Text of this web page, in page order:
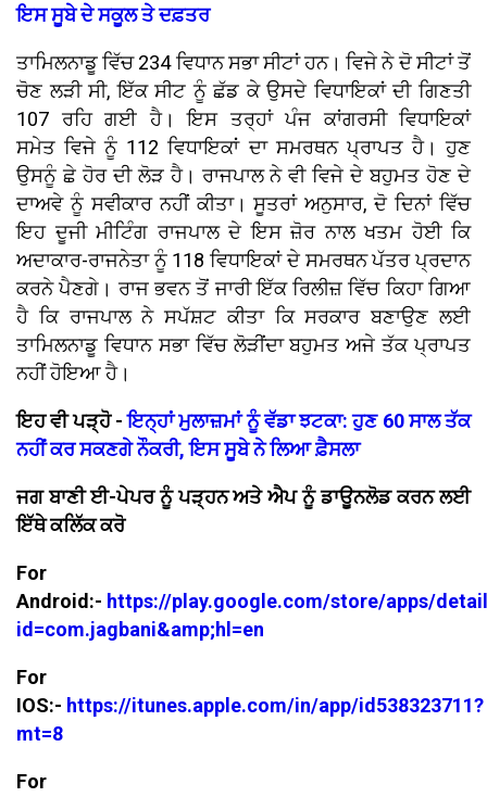
ਇਸ ਸੂਬੇ ਦੇ ਸਕੂਲ ਤੇ ਦਫ਼ਤਰ
ਤਾਮਿਲਨਾਡੂ ਵਿੱਚ 234 ਵਿਧਾਨ ਸਭਾ ਸੀਟਾਂ ਹਨ। ਵਿਜੇ ਨੇ ਦੋ ਸੀਟਾਂ ਤੋਂ
ਚੋਣ ਲੜੀ ਸੀ, ਇੱਕ ਸੀਟ ਨੂੰ ਛੱਡ ਕੇ ਉਸਦੇ ਵਿਧਾਇਕਾਂ ਦੀ ਗਿਣਤੀ
107 ਰਹਿ ਗਈ ਹੈ। ਇਸ ਤਰ੍ਹਾਂ ਪੰਜ ਕਾਂਗਰਸੀ ਵਿਧਾਇਕਾਂ
ਸਮੇਤ ਵਿਜੇ ਨੂੰ 112 ਵਿਧਾਇਕਾਂ ਦਾ ਸਮਰਥਨ ਪ੍ਰਾਪਤ ਹੈ। ਹੁਣ
ਉਸਨੂੰ ਛੇ ਹੋਰ ਦੀ ਲੋੜ ਹੈ। ਰਾਜਪਾਲ ਨੇ ਵੀ ਵਿਜੇ ਦੇ ਬਹੁਮਤ ਹੋਣ ਦੇ
ਦਾਅਵੇ ਨੂੰ ਸਵੀਕਾਰ ਨਹੀਂ ਕੀਤਾ। ਸੂਤਰਾਂ ਅਨੁਸਾਰ, ਦੋ ਦਿਨਾਂ ਵਿੱਚ
ਇਹ ਦੂਜੀ ਮੀਟਿੰਗ ਰਾਜਪਾਲ ਦੇ ਇਸ ਜ਼ੋਰ ਨਾਲ ਖਤਮ ਹੋਈ ਕਿ
ਅਦਾਕਾਰ-ਰਾਜਨੇਤਾ ਨੂੰ 118 ਵਿਧਾਇਕਾਂ ਦੇ ਸਮਰਥਨ ਪੱਤਰ ਪ੍ਰਦਾਨ
ਕਰਨੇ ਪੈਣਗੇ। ਰਾਜ ਭਵਨ ਤੋਂ ਜਾਰੀ ਇੱਕ ਰਿਲੀਜ਼ ਵਿੱਚ ਕਿਹਾ ਗਿਆ
ਹੈ ਕਿ ਰਾਜਪਾਲ ਨੇ ਸਪੱਸ਼ਟ ਕੀਤਾ ਕਿ ਸਰਕਾਰ ਬਣਾਉਣ ਲਈ
ਤਾਮਿਲਨਾਡੂ ਵਿਧਾਨ ਸਭਾ ਵਿੱਚ ਲੋੜੀਂਦਾ ਬਹੁਮਤ ਅਜੇ ਤੱਕ ਪ੍ਰਾਪਤ
ਨਹੀਂ ਹੋਇਆ ਹੈ।
ਇਹ ਵੀ ਪੜ੍ਹੋ -ਇਨ੍ਹਾਂ ਮੁਲਾਜ਼ਮਾਂ ਨੂੰ ਵੱਡਾ ਝਟਕਾ: ਹੁਣ 60 ਸਾਲ ਤੱਕ
ਨਹੀਂ ਕਰ ਸਕਣਗੇ ਨੌਕਰੀ, ਇਸ ਸੂਬੇ ਨੇ ਲਿਆ ਫ਼ੈਸਲਾ
ਜਗ ਬਾਣੀ ਈ-ਪੇਪਰ ਨੂੰ ਪੜ੍ਹਨ ਅਤੇ ਐਪ ਨੂੰ ਡਾਊਨਲੋਡ ਕਰਨ ਲਈ
ਇੱਥੇ ਕਲਿੱਕ ਕਰੋ
For
Android:- https://play.google.com/store/apps/
id=com.jagbani&amp;hl=en
For
IOS:- https://itunes.apple.com/in/app/id538323711?
mt=8
For